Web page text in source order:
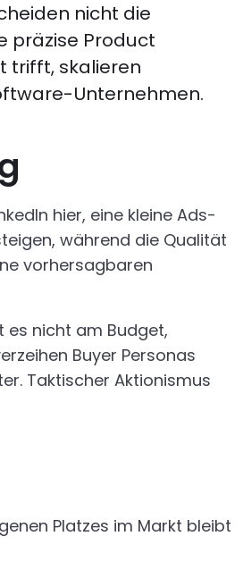
nicht die
präzise Product
trifft, skalieren
Unternehmen.
hier, eine kleine Ads-
während die Qualität
vorhersagbaren
es nicht am Budget,
Buyer Personas
Taktischer Aktionismus
Platzes im Markt bleibt